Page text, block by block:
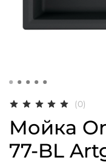
(0)
Мойка
77-BL